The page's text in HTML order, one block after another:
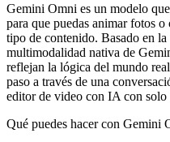
Gemini Omni es un modelo
para que puedas animar fotos
tipo de contenido. Basado en
multimodalidad nativa de
reflejan la lógica del mundo
paso a través de una
editor de video con IA con solo
Qué puedes hacer con Gemini